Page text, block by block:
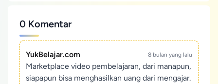
0 Komentar
YukBelajar.com 8 bulan yang lalu
Marketplace video pembelajaran, dari manapun,
siapapun bisa menghasilkan uang dari mengajar.